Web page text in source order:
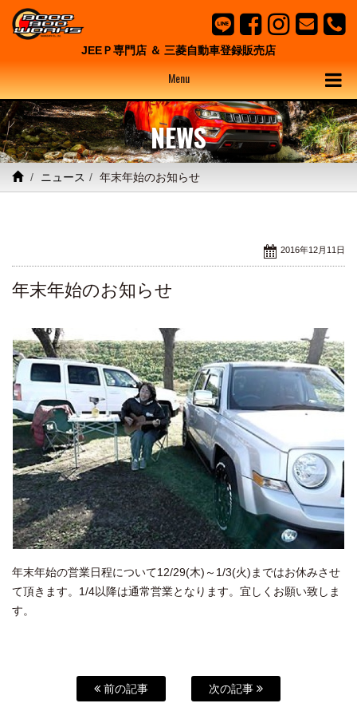
JEEＰ専門店 ＆ 三菱自動車登録販売店
Menu
NEWS
ニュース 年末年始のお知らせ
2016年12月11日
年末年始のお知らせ
年末年始の営業日程について12/29(木)～1/3(火)まではお休みさせ
て頂きます。1/4以降は通常営業となります。宜しくお願い致しま
す。
前の記事 次の記事